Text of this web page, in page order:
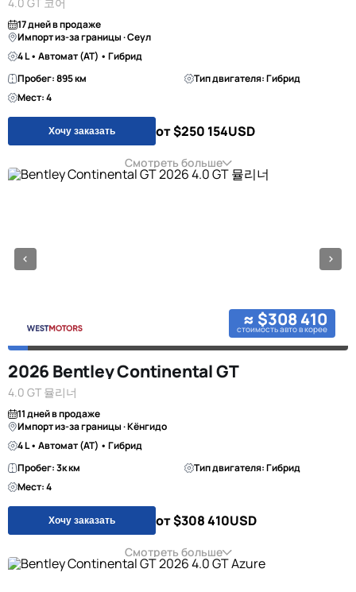
17 дней в продаже
Импорт из-за границы · Сеул
4 L • Автомат (AT) • Гибрид
Пробег: 895 км
Тип двигателя: Гибрид
Мест: 4
Хочу заказать от $250 154USD
Смотреть больше
≈ $308 410
стоимость авто в корее
2026 Bentley Continental GT
4.0 GT 뮬리너
11 дней в продаже
Импорт из-за границы · Кёнгидо
4 L • Автомат (AT) • Гибрид
Пробег: 3к км
Тип двигателя: Гибрид
Мест: 4
Хочу заказать от $308 410USD
Смотреть больше